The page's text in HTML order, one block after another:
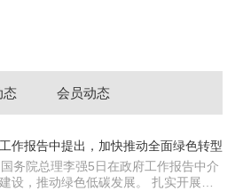
态 会员动态
作报告中提出，加快推动全面绿色转型
务院总理李强5日在政府工作报告中介
动绿色低碳发展。 扎实开展大